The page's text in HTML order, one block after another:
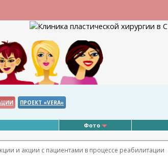
ПРОЕКТ «VERA»
Фото
и акции с пациентами в процессе реабилитации